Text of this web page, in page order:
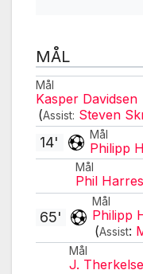
MÅL
Mål
Kasper Davidsen
(Assist: Steven
Mål
Philipp
14'
Mål
Phil Harres
Mål
Philipp
(Assist:
65'
Mål
J.